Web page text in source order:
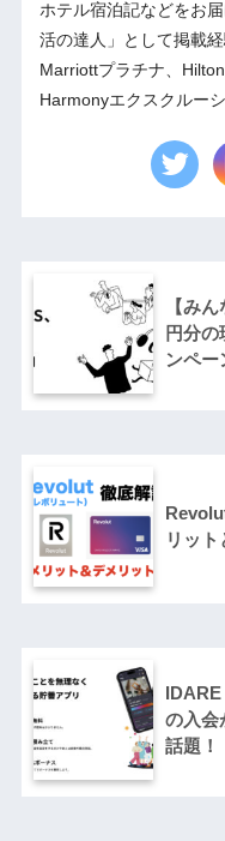
ホテル宿泊記などをお
活の達人」として掲載
Marriottプラチナ、
Harmonyエクスクルー
【み
円分
ンペー
リット
の入会
話題！